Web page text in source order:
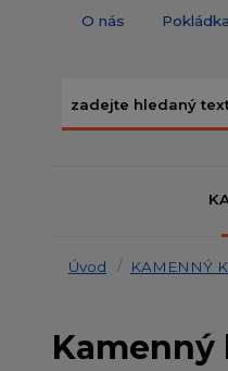
O nás
Úvod KAMENNÝ
Kamenný